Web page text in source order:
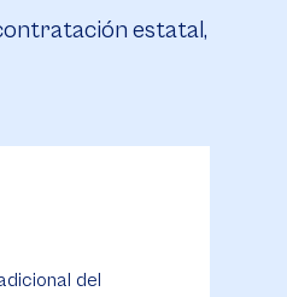
estatal,
del